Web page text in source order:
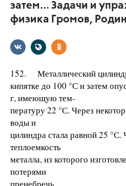
затем... Задачи и
физика Громов,
152. Металлический
кипятке до 100 °С и затем
г, имеющую тем-
пературу 22 °С. Через
воды и
цилиндра стала равной 25 °С.
теплоемкость
металла, из которого
потерями